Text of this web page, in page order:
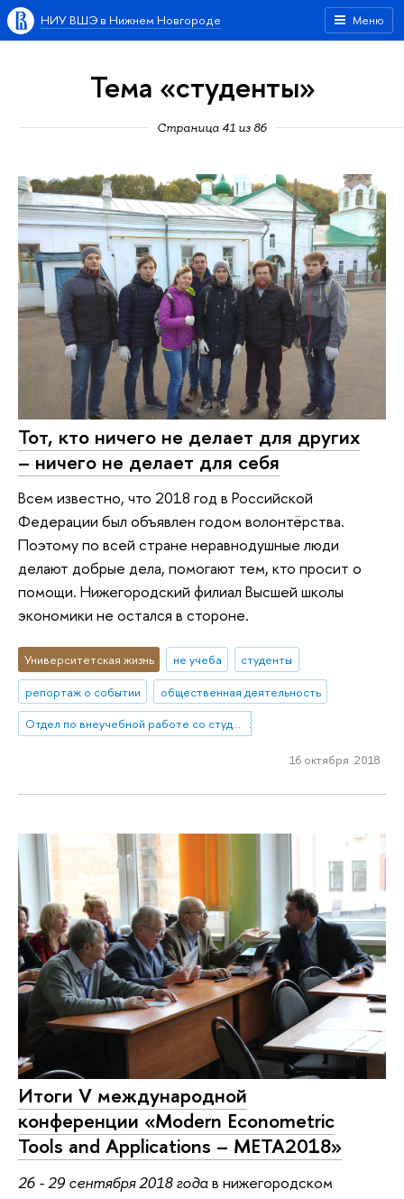
Меню
НИУ ВШЭ в Нижнем Новгороде
Тема «студенты»
Страница 41 из 86
Тот, кто ничего не делает для других
– ничего не делает для себя
Всем известно, что 2018 год в Российской
Федерации был объявлен годом волонтёрства.
Поэтому по всей стране неравнодушные люди
делают добрые дела, помогают тем, кто просит о
помощи. Нижегородский филиал Высшей школы
экономики не остался в стороне.
Университетская жизнь не учеба
студенты
репортаж о событии
общественная деятельность
Отдел по внеучебной работе со студентами (Нижний Новгород)
16 октября 2018
Итоги V международной
конференции «Modern Econometric
Tools and Applications – META2018»
26 - 29 сентября 2018 годав нижегородском